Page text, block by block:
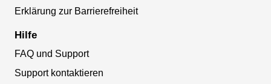
Erklärung zur Barrierefreiheit
Hilfe
FAQ und Support
Support kontaktieren